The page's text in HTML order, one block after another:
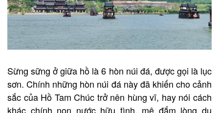
Sừng sững ở giữa hồ là 6 hòn núi đá, được gọi là lục
sơn. Chính những hòn núi đá này đã khiến cho cảnh
sắc của Hồ Tam Chúc trở nên hùng vĩ, hay nói cách
khác chính non nước hữu tình, mê đắm lòng du